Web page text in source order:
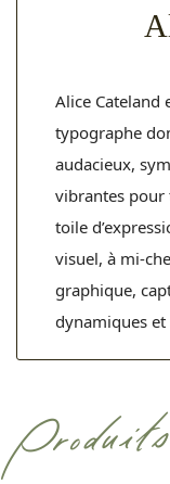
Alice Cateland
typographe
audacieux,
vibrantes pour
toile
visuel, à mi-
graphique,
dynamiques
Produits